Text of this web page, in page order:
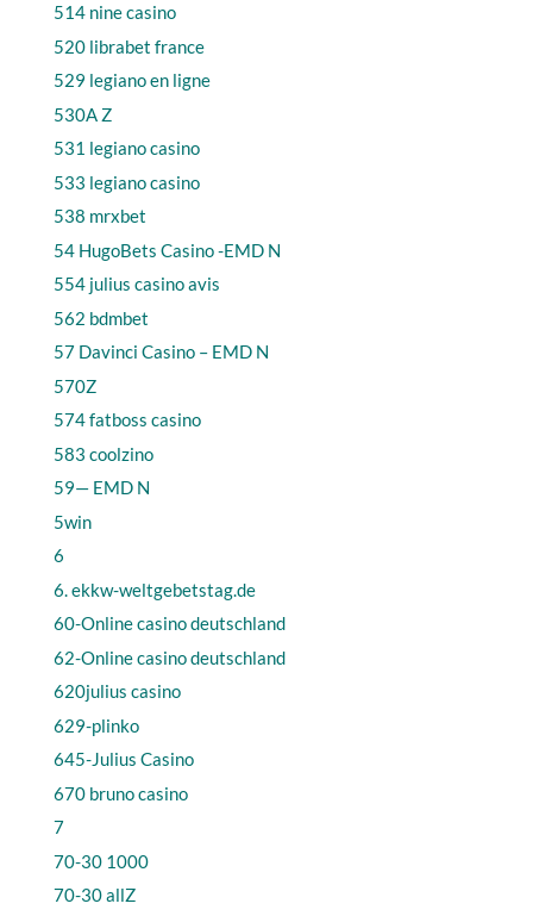
514 nine casino
520 librabet france
529 legiano en ligne
530A Z
531 legiano casino
533 legiano casino
538 mrxbet
54 HugoBets Casino -EMD N
554 julius casino avis
562 bdmbet
57 Davinci Casino – EMD N
570Z
574 fatboss casino
583 coolzino
59— EMD N
5win
6
6. ekkw-weltgebetstag.de
60-Online casino deutschland
62-Online casino deutschland
620julius casino
629-plinko
645-Julius Casino
670 bruno casino
7
70-30 1000
70-30 allZ